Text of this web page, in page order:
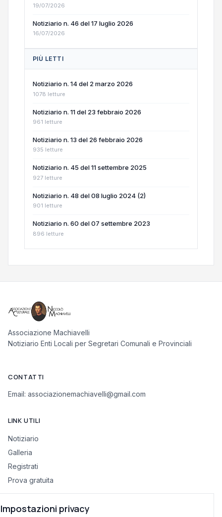
19/07/2026
Notiziario n. 46 del 17 luglio 2026
16/07/2026
PIÙ LETTI
Notiziario n. 14 del 2 marzo 2026
1078 letture
Notiziario n. 11 del 23 febbraio 2026
961 letture
Notiziario n. 13 del 26 febbraio 2026
935 letture
Notiziario n. 45 del 11 settembre 2025
927 letture
Notiziario n. 48 del 08 luglio 2024 (2)
901 letture
Notiziario n. 60 del 07 settembre 2023
896 letture
Associazione Machiavelli
Notiziario Enti Locali per Segretari Comunali e Provinciali
CONTATTI
Email: associazionemachiavelli@gmail.com
LINK UTILI
Notiziario
Galleria
Registrati
Prova gratuita
INFORMAZIONI LEGALI
Impostazioni privacy